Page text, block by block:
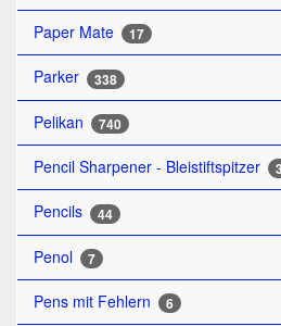
Paper Mate 17
Parker 338
Pelikan 740
Pencil Sharpener - Bleistiftspitzer 3
Pencils 44
Penol 7
Pens mit Fehlern 6